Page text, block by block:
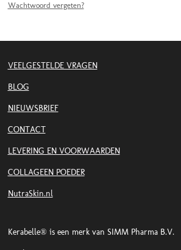
Wachtwoord vergeten?
VEELGESTELDE VRAGEN
BLOG
NIEUWSBRIEF
CONTACT
LEVERING EN VOORWAARDEN
COLLAGEEN POEDER
NutraSkin.nl
Kerabelle® is een merk van SIMM Pharma B.V.